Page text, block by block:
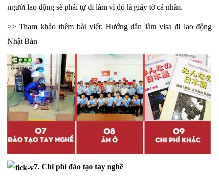
người lao động sẽ phải tự đi làm vì đó là giấy tờ cá nhân.
>> Tham khảo thêm bài viết: Hướng dẫn làm visa đi lao động
Nhật Bản
7. Chi phí đào tạo tay nghề